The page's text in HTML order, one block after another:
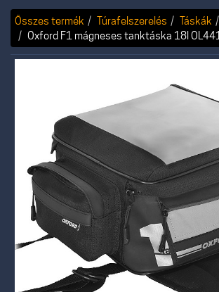
Összes termék Túrafelszerelés Táskák
Oxford F1 mágneses tanktáska 18l OL441